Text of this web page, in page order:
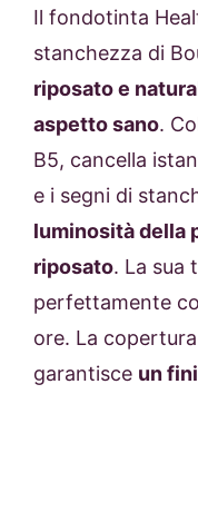
Il fondotinta
stanchezza di
riposato e
aspetto sano.
B5, cancella
e i segni di
luminosità della
riposato. La sua
perfettamente
ore. La
garantisce un